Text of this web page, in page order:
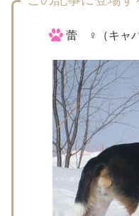
蕾 ♀（キャバ